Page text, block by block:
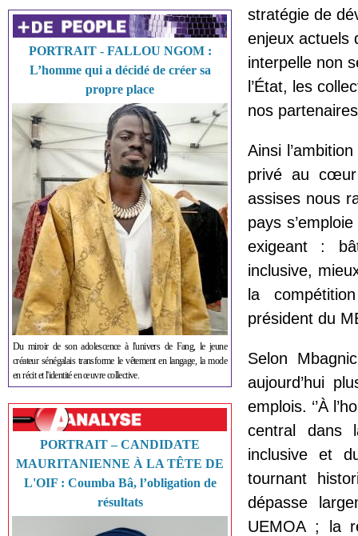
PORTRAIT - FALLOU NGOM :
L’homme qui a décidé de créer sa
propre place
Du miroir de son adolescence à l'univers de Fang, le jeune
créateur sénégalais transforme le vêtement en langage, la mode
en récit et l'identité en œuvre collective.
PORTRAIT – CANDIDATE
MAURITANIENNE À LA TÊTE DE
L'OIF : Coumba Bâ, l’obligation de
résultats
stratégie de
enjeux actuels
interpelle non
l’État, les
nos
Ainsi
privé au cœur
assises nous
pays
exigeant :
inclusive,
la
président du
Selon
aujourd’hui
emplois. ‘’À
central dans
inclusive et
tournant
dépasse
UEMOA ; la